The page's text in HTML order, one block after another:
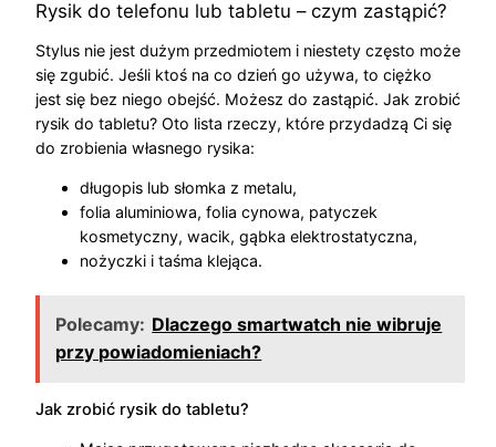
Rysik do telefonu lub tabletu – czym zastąpić?
Stylus nie jest dużym przedmiotem i niestety często może
się zgubić. Jeśli ktoś na co dzień go używa, to ciężko
jest się bez niego obejść. Możesz do zastąpić. Jak zrobić
rysik do tabletu? Oto lista rzeczy, które przydadzą Ci się
do zrobienia własnego rysika:
długopis lub słomka z metalu,
folia aluminiowa, folia cynowa, patyczek
kosmetyczny, wacik, gąbka elektrostatyczna,
nożyczki i taśma klejąca.
Polecamy: Dlaczego smartwatch nie wibruje
przy powiadomieniach?
Jak zrobić rysik do tabletu?